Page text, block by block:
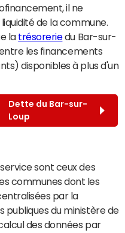
il ne
de la commune.
la trésoreriedu Bar-sur-
les financements
disponibles à plus d'un
Dette du Bar-sur-
Loup
sont ceux des
communes dont les
par la
publiques du ministère de
des données par